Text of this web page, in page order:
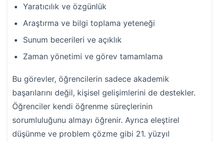
Yaratıcılık ve özgünlük
Araştırma ve bilgi toplama yeteneği
Sunum becerileri ve açıklık
Zaman yönetimi ve görev tamamlama
Bu görevler, öğrencilerin sadece akademik
başarılarını değil, kişisel gelişimlerini de destekler.
Öğrenciler kendi öğrenme süreçlerinin
sorumluluğunu almayı öğrenir. Ayrıca eleştirel
düşünme ve problem çözme gibi 21. yüzyıl